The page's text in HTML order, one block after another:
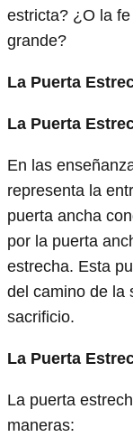
estricta? ¿O la
grande?
La Puerta
La Puerta
En las
representa la
puerta ancha
por la puerta
estrecha. Esta
del camino de la
sacrificio.
La Puerta
La puerta
maneras: